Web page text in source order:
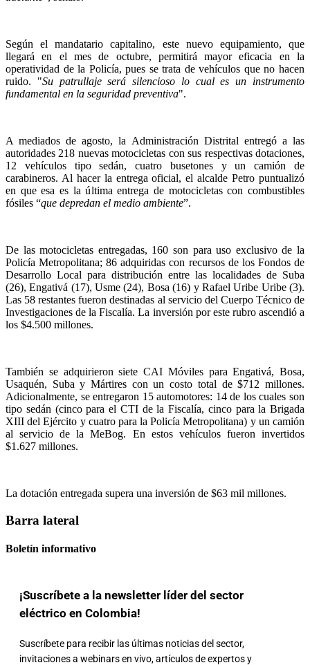
Según el mandatario capitalino, este nuevo equipamiento, que
llegará en el mes de octubre, permitirá mayor eficacia en la
operatividad de la Policía, pues se trata de vehículos que no hacen
ruido. "Su patrullaje será silencioso lo cual es un instrumento
fundamental en la seguridad preventiva".
A mediados de agosto, la Administración Distrital entregó a las
autoridades 218 nuevas motocicletas con sus respectivas dotaciones,
12 vehículos tipo sedán, cuatro busetones y un camión de
carabineros. Al hacer la entrega oficial, el alcalde Petro puntualizó
en que esa es la última entrega de motocicletas con combustibles
fósiles “que depredan el medio ambiente”.
De las motocicletas entregadas, 160 son para uso exclusivo de la
Policía Metropolitana; 86 adquiridas con recursos de los Fondos de
Desarrollo Local para distribución entre las localidades de Suba
(26), Engativá (17), Usme (24), Bosa (16) y Rafael Uribe Uribe (3).
Las 58 restantes fueron destinadas al servicio del Cuerpo Técnico de
Investigaciones de la Fiscalía. La inversión por este rubro ascendió a
los $4.500 millones.
También se adquirieron siete CAI Móviles para Engativá, Bosa,
Usaquén, Suba y Mártires con un costo total de $712 millones.
Adicionalmente, se entregaron 15 automotores: 14 de los cuales son
tipo sedán (cinco para el CTI de la Fiscalía, cinco para la Brigada
XIII del Ejército y cuatro para la Policía Metropolitana) y un camión
al servicio de la MeBog. En estos vehículos fueron invertidos
$1.627 millones.
La dotación entregada supera una inversión de $63 mil millones.
Barra lateral
Boletín informativo
¡Suscríbete a la newsletter líder del sector
eléctrico en Colombia!
Suscríbete para recibir las últimas noticias del sector,
invitaciones a webinars en vivo, artículos de expertos y